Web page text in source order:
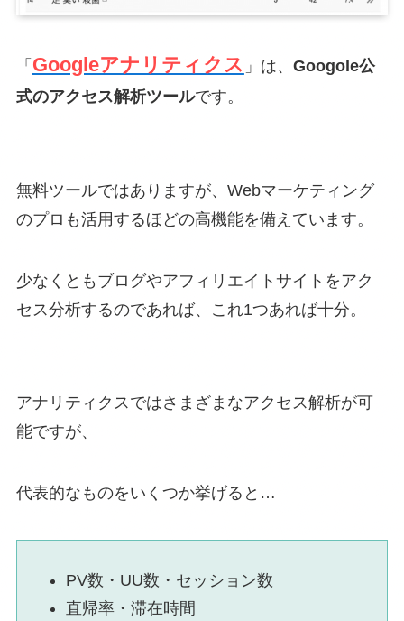
「 Googleアナリティクス 」は、 Googole公
式のアクセス解析ツールです。
無料ツールではありますが、Webマーケティング
のプロも活用するほどの高機能を備えています。
少なくともブログやアフィリエイトサイトをアク
セス分析するのであれば、これ1つあれば十分。
アナリティクスではさまざまなアクセス解析が可
能ですが、
代表的なものをいくつか挙げると…
PV数・UU数・セッション数
直帰率・滞在時間